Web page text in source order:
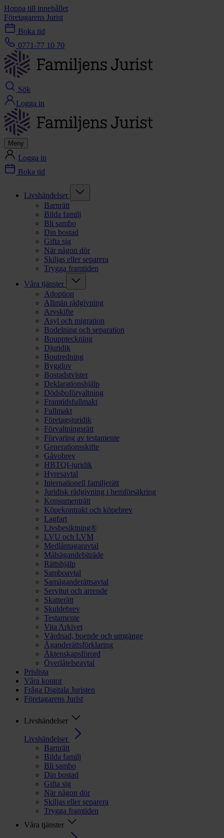
Hoppa till innehållet
Företagarens Jurist
Boka tid
0771-77 10 70
Sök
Logga in
Meny
Logga in
Boka tid
Livshändelser
Barnrätt
Bilda familj
Bli sambo
Din bostad
Gifta sig
När någon dör
Skiljas eller separera
Trygga framtiden
Våra tjänster
Adoption
Allmän rådgivning
Arvskifte
Asyl och migration
Bodelning och separation
Bouppteckning
Djuridik
Boutredning
Bygglov
Bostadstvister
Deklarationshjälp
Dödsboförvaltning
Framtidsfullmakt
Fullmakt
Företagsjuridik
Förvaltningsrätt
Förvaring av testamente
Generationsskifte
Gåvobrev
HBTQI-juridik
Hyresavtal
Internationell familjerätt
Juridisk rådgivning i hemförsäkring
Konsumenträtt
Köpekontrakt och köpebrev
Lagfart
Livsbesiktning®
LVU och LVM
Medlåntagaravtal
Målsägandebiträde
Rättshjälp
Samboavtal
Samäganderättsavtal
Servitut och arrende
Skatterätt
Skuldebrev
Testamente
Vita Arkivet
Vårdnad, boende och umgänge
Äganderättsförklaring
Äktenskapsförord
Överlåtelseavtal
Prislista
Våra kontor
Fråga Digitala Juristen
Företagarens Jurist
Livshändelser
Livshändelser
Barnrätt
Bilda familj
Bli sambo
Din bostad
Gifta sig
När någon dör
Skiljas eller separera
Trygga framtiden
Våra tjänster